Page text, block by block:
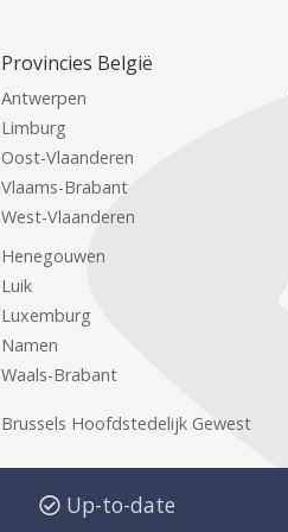
Provincies België
Antwerpen
Limburg
Oost-Vlaanderen
Vlaams-Brabant
West-Vlaanderen
Henegouwen
Luik
Luxemburg
Namen
Waals-Brabant
Brussels Hoofdstedelijk Gewest
Up-to-date